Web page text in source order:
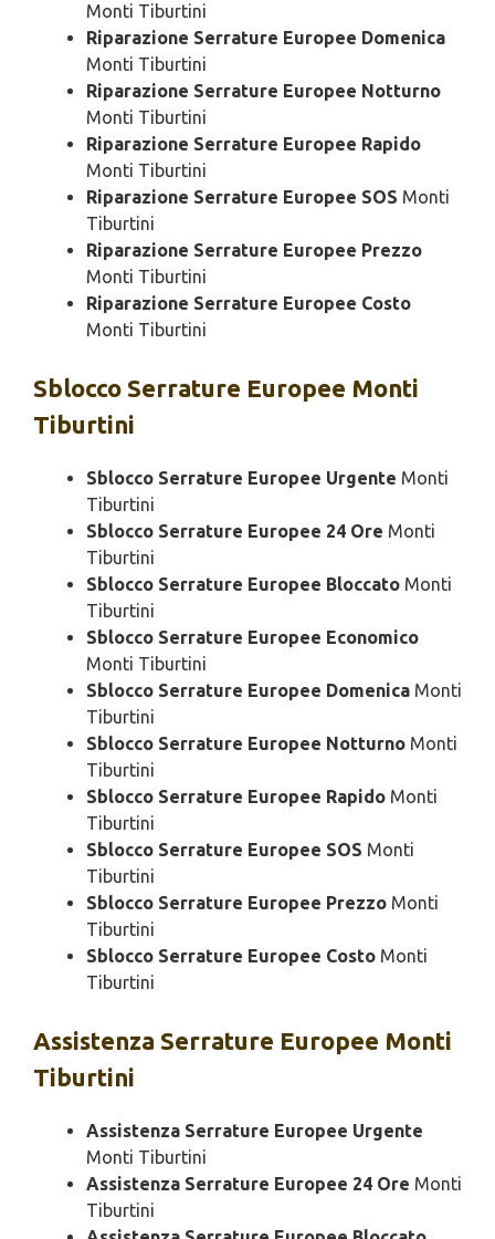
Monti Tiburtini
Riparazione Serrature Europee Domenica
Monti Tiburtini
Riparazione Serrature Europee Notturno
Monti Tiburtini
Riparazione Serrature Europee Rapido
Monti Tiburtini
Riparazione Serrature Europee SOS Monti
Tiburtini
Riparazione Serrature Europee Prezzo
Monti Tiburtini
Riparazione Serrature Europee Costo
Monti Tiburtini
Sblocco Serrature Europee Monti
Tiburtini
Sblocco Serrature Europee Urgente Monti
Tiburtini
Sblocco Serrature Europee 24 Ore Monti
Tiburtini
Sblocco Serrature Europee Bloccato Monti
Tiburtini
Sblocco Serrature Europee Economico
Monti Tiburtini
Sblocco Serrature Europee Domenica Monti
Tiburtini
Sblocco Serrature Europee Notturno Monti
Tiburtini
Sblocco Serrature Europee Rapido Monti
Tiburtini
Sblocco Serrature Europee SOS Monti
Tiburtini
Sblocco Serrature Europee Prezzo Monti
Tiburtini
Sblocco Serrature Europee Costo Monti
Tiburtini
Assistenza Serrature Europee Monti
Tiburtini
Assistenza Serrature Europee Urgente
Monti Tiburtini
Assistenza Serrature Europee 24 Ore Monti
Tiburtini